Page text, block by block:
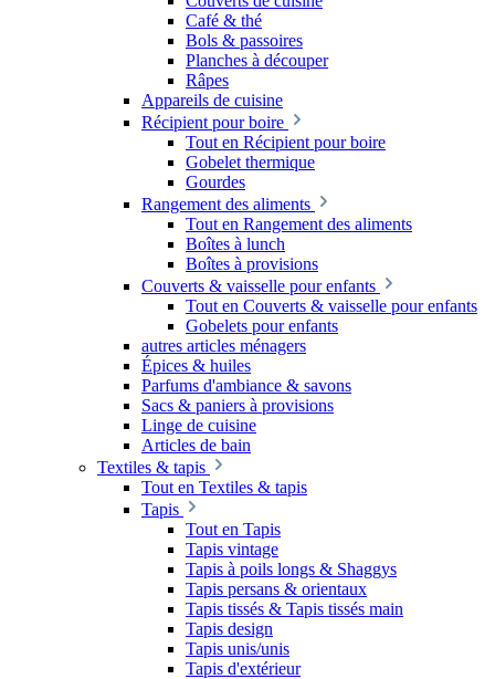
Café & thé
Bols & passoires
Planches à découper
Râpes
Appareils de cuisine
Récipient pour boire
Tout en Récipient pour boire
Gobelet thermique
Gourdes
Rangement des aliments
Tout en Rangement des aliments
Boîtes à lunch
Boîtes à provisions
Couverts & vaisselle pour enfants
Tout en Couverts & vaisselle pour enfants
Gobelets pour enfants
autres articles ménagers
Épices & huiles
Parfums d'ambiance & savons
Sacs & paniers à provisions
Linge de cuisine
Articles de bain
Textiles & tapis
Tout en Textiles & tapis
Tapis
Tout en Tapis
Tapis vintage
Tapis à poils longs & Shaggys
Tapis persans & orientaux
Tapis tissés & Tapis tissés main
Tapis design
Tapis unis/unis
Tapis d'extérieur